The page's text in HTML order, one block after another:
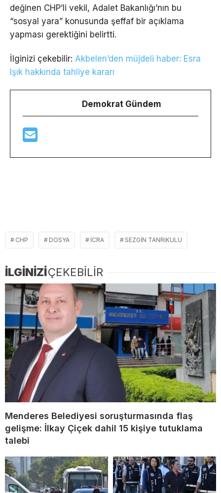
değinen CHP’li vekil, Adalet Bakanlığı’nın bu
“sosyal yara” konusunda şeffaf bir açıklama
yapması gerektiğini belirtti.
İlginizi çekebilir: Akbelen’den müjdeli haber: Esra
Işık hakkında tahliye kararı
Demokrat Gündem
CHP DOSYA ICRA SEZGIN TANRIKULU
İLGİNİZİÇEKEBİLİR
Menderes Belediyesi soruşturmasında flaş
gelişme: İlkay Çiçek dahil 15 kişiye tutuklama
talebi